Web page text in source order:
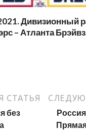
Дивизионный
– Атланта
СТАТЬЯ
без